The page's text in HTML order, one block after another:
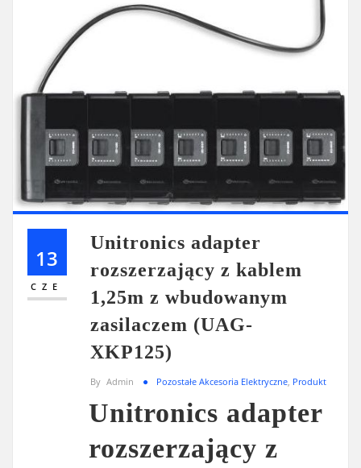
13
CZE
Unitronics adapter
rozszerzający z kablem
1,25m z wbudowanym
zasilaczem (UAG-
XKP125)
By Admin Pozostałe Akcesoria Elektryczne, Produkt
Unitronics adapter
rozszerzający z